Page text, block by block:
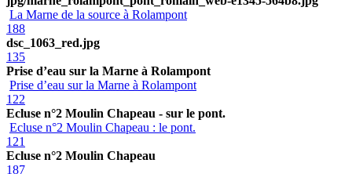
La Marne de la source à Rolampont
188
dsc_1063_red.jpg
135
Prise d’eau sur la Marne à Rolampont
Prise d’eau sur la Marne à Rolampont
122
Ecluse n°2 Moulin Chapeau - sur le pont.
Ecluse n°2 Moulin Chapeau : le pont.
121
Ecluse n°2 Moulin Chapeau
187